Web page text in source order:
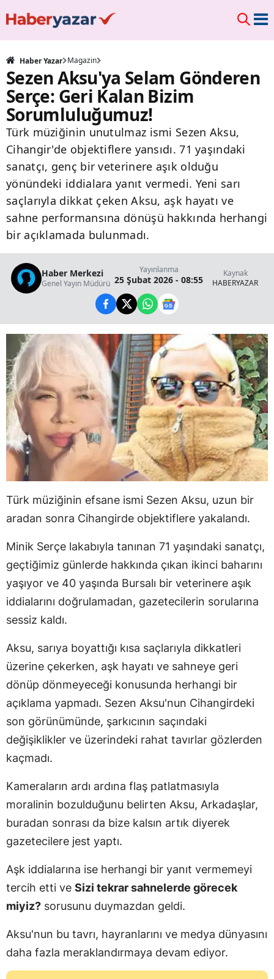
Haber Yazar Magazin
Sezen Aksu'ya Selam Gönderen
Serçe: Geri Kalan Bizim
Sorumluluğumuz!
Türk müziğinin unutulmaz ismi Sezen Aksu,
Cihangir'de objektiflere yansıdı. 71 yaşındaki
sanatçı, genç bir veterinere aşık olduğu
yönündeki iddialara yanıt vermedi. Yeni sarı
saçlarıyla dikkat çeken Aksu, aşk hayatı ve
sahne performansına dönüşü hakkında herhangi
bir açıklamada bulunmadı.
Haber Merkezi
Genel Yayın Müdürü
Yayınlanma
25 Şubat 2026 - 08:55
Kaynak
HABERYAZAR
Türk müziğinin efsane ismi Sezen Aksu, uzun bir
aradan sonra Cihangirde objektiflere yakalandı.
Minik Serçe lakabıyla tanınan 71 yaşındaki sanatçı,
geçtiğimiz günlerde hakkında çıkan ikinci baharını
yaşıyor ve 40 yaşında Bursalı bir veterinere aşık
iddialarını doğrulamadan, gazetecilerin sorularına
sessiz kaldı.
Aksu, sarıya boyattığı kısa saçlarıyla dikkatleri
üzerine çekerken, aşk hayatı ve sahneye geri
dönüp dönmeyeceği konusunda herhangi bir
açıklama yapmadı. Sezen Aksu'nun Cihangirdeki
son görünümünde, şarkıcının saçındaki
değişiklikler ve üzerindeki rahat tavırlar gözlerden
kaçmadı.
Kameraların ardı ardına flaş patlatmasıyla
moralinin bozulduğunu belirten Aksu, Arkadaşlar,
buradan sonrası da bize kalsın artık diyerek
gazetecilere jest yaptı.
Aşk iddialarına ise herhangi bir yanıt vermemeyi
tercih etti ve Sizi tekrar sahnelerde görecek
miyiz? sorusunu duymazdan geldi.
Aksu'nun bu tavrı, hayranlarını ve medya dünyasını
daha fazla meraklandırmaya devam ediyor.